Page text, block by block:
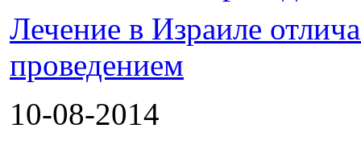
Лечение в Израиле
проведением
10-08-2014